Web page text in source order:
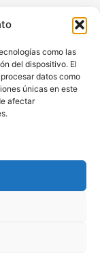
como las
del dispositivo. El
datos como
únicas en este
afectar